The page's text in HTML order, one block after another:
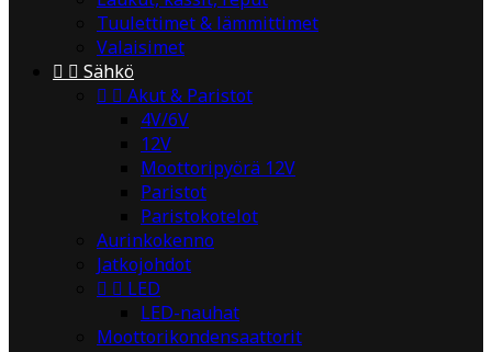
Tuulettimet & lämmittimet
Valaisimet
  Sähkö
  Akut & Paristot
4V/6V
12V
Moottoripyörä 12V
Paristot
Paristokotelot
Aurinkokenno
Jatkojohdot
  LED
LED-nauhat
Moottorikondensaattorit